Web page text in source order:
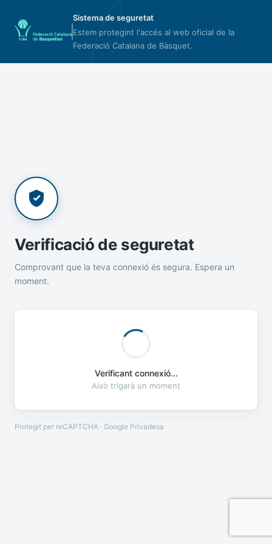
Sistema de seguretat
Estem protegint l'accés al web oficial de la
Federació Catalana de Bàsquet.
Verificació de seguretat
Comprovant que la teva connexió és segura. Espera un
moment.
Verificant connexió...
Això trigarà un moment
Protegit per reCAPTCHA · Google Privadesa